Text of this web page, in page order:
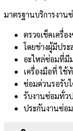
มาตรฐานบริการงาน
ตรวจเช็คเครื่
โดยช่างผู้มีปร
อะไหล่ซ่อมที่มี
เครื่องมือที่ ใช้
ซ่อมด่วนรอรับไ
รับงานซ่อมทั่ว
ประกันงานซ่อ